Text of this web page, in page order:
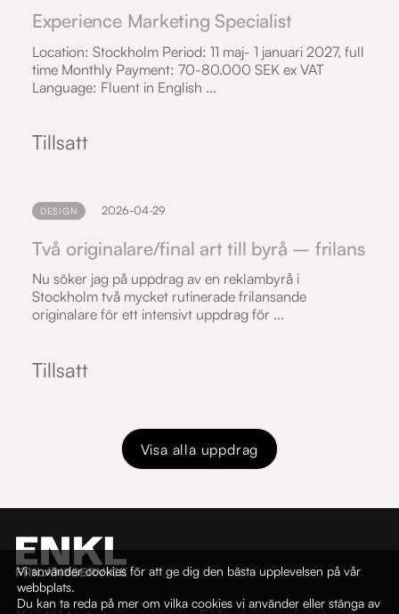
Experience Marketing Specialist
Location: Stockholm Period: 11 maj- 1 januari 2027, full
time Monthly Payment: 70-80.000 SEK ex VAT
Language: Fluent in English ...
Tillsatt
DESIGN 2026-04-29
Två originalare/final art till byrå – frilans
Nu söker jag på uppdrag av en reklambyrå i
Stockholm två mycket rutinerade frilansande
originalare för ett intensivt uppdrag för ...
Tillsatt
Visa alla uppdrag
Vi använder cookies för att ge dig den bästa upplevelsen på vår
webbplats.
Du kan ta reda på mer om vilka cookies vi använder eller stänga av